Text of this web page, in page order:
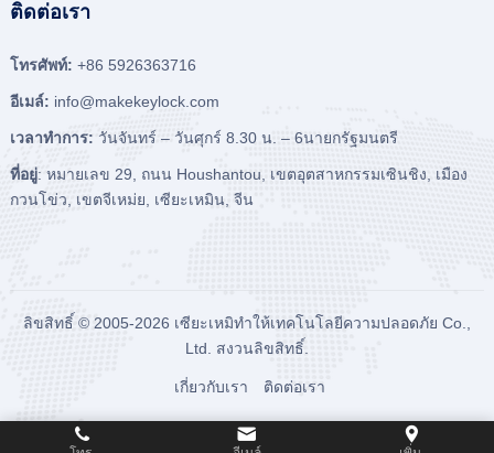
ติดต่อเรา
โทรศัพท์: +86 5926363716
อีเมล์: info@makekeylock.com
เวลาทําการ: วันจันทร์ – วันศุกร์ 8.30 น. – 6นายกรัฐมนตรี
ที่อยู่: หมายเลข 29, ถนน Houshantou, เขตอุตสาหกรรมเซินชิง, เมือง
กวนโข่ว, เขตจีเหม่ย, เซียะเหมิน, จีน
ลิขสิทธิ์ © 2005-2026 เซียะเหมิทําให้เทคโนโลยีความปลอดภัย Co.,
Ltd. สงวนลิขสิทธิ์.
เกี่ยวกับเรา ติดต่อเรา